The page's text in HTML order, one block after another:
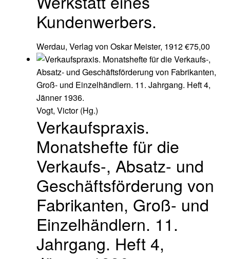
Kundenwerbers.
Werdau, Verlag von Oskar Meister, 1912€75,00
Vogt, Victor (Hg.)
Verkaufspraxis.
Monatshefte für die
Verkaufs-, Absatz- und
Geschäftsförderung von
Fabrikanten, Groß- und
Einzelhändlern. 11.
Jahrgang. Heft 4,